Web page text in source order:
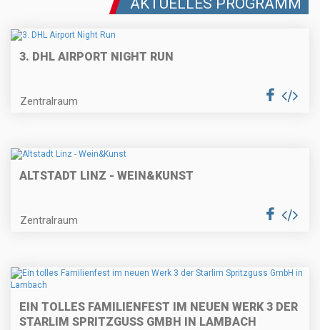
AKTUELLES PROGRAMM
3. DHL AIRPORT NIGHT RUN
Zentralraum
ALTSTADT LINZ - WEIN&KUNST
Zentralraum
EIN TOLLES FAMILIENFEST IM NEUEN WERK 3 DER
STARLIM SPRITZGUSS GMBH IN LAMBACH